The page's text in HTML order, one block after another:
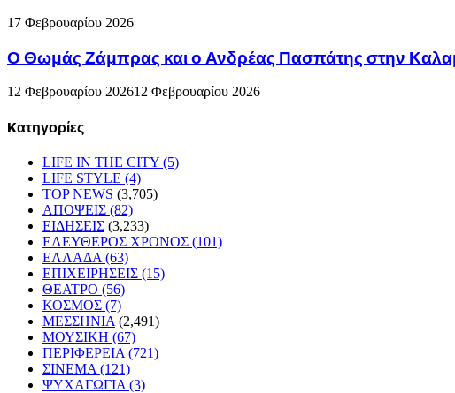
17 Φεβρουαρίου 2026
Ο Θωμάς Ζάμπρας και ο Ανδρέας Πασπάτης στην
12 Φεβρουαρίου 202612 Φεβρουαρίου 2026
Kατηγορίες
LIFE IN THE CITY (5)
LIFE STYLE (4)
TOP NEWS (3,705)
ΑΠΟΨΕΙΣ (82)
ΕΙΔΗΣΕΙΣ (3,233)
ΕΛΕΥΘΕΡΟΣ ΧΡΟΝΟΣ (101)
ΕΛΛΑΔΑ (63)
ΕΠΙΧΕΙΡΗΣΕΙΣ (15)
ΘΕΑΤΡΟ (56)
ΚΟΣΜΟΣ (7)
ΜΕΣΣΗΝΙΑ (2,491)
ΜΟΥΣΙΚΗ (67)
ΠΕΡΙΦΕΡΕΙΑ (721)
ΣΙΝΕΜΑ (121)
ΨΥΧΑΓΩΓΙΑ (3)